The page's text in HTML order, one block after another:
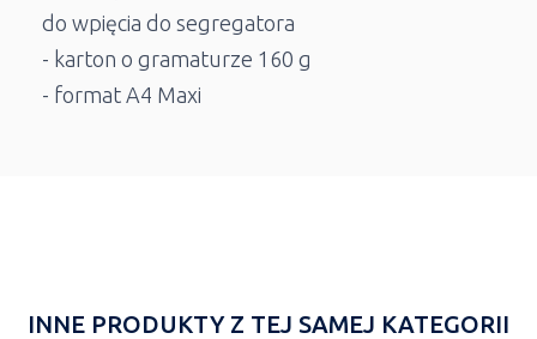
do wpięcia do segregatora
- karton o gramaturze 160 g
- format A4 Maxi
INNE PRODUKTY Z TEJ SAMEJ KATEGORII